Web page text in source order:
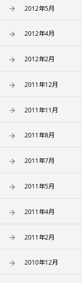
2012年5月
2012年4月
2012年2月
2011年12月
2011年11月
2011年8月
2011年7月
2011年5月
2011年4月
2011年2月
2010年12月